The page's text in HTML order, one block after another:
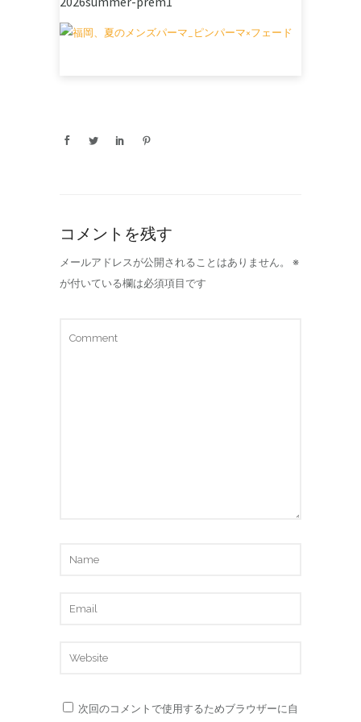
コメントを残す
メールアドレスが公開されることはありません。
※
が付いている欄は必須項目です
次回のコメントで使用するためブラウザーに自